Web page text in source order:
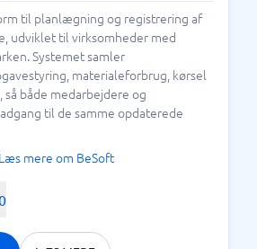
til planlægning og registrering af
udviklet til virksomheder med
Systemet samler
materialeforbrug, kørsel
både medarbejdere og
til de samme opdaterede
Læs mere om BeSoft